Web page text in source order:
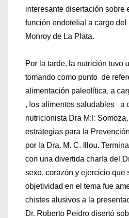
interesante disertación sobre
función endotelial a cargo del
Monroy de La Plata.
Por la tarde, la nutrición tuvo
tomando como punto de
alimentación paleolítica, a
, los alimentos saludables a
nutricionista Dra M:I:
estrategias para la
por la Dra. M. C. Illou.
con una divertida charla del
sexo, corazón y ejercicio que
objetividad en el tema fue
chistes alusivos a la
Dr. Roberto Peidro disertó